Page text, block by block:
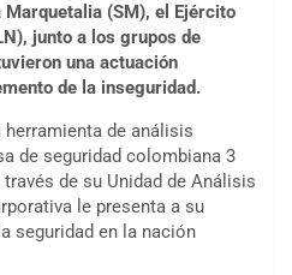
Marquetalia (SM), el Ejército
junto a los grupos de
una actuación
de la inseguridad.
de análisis
de seguridad colombiana 3
de su Unidad de Análisis
le presenta a su
seguridad en la nación